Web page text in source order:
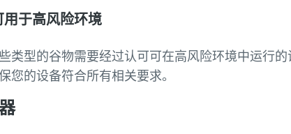
用于高风险环境
类型的谷物需要经过认可可在高风险环境中运行
您的设备符合所有相关要求。